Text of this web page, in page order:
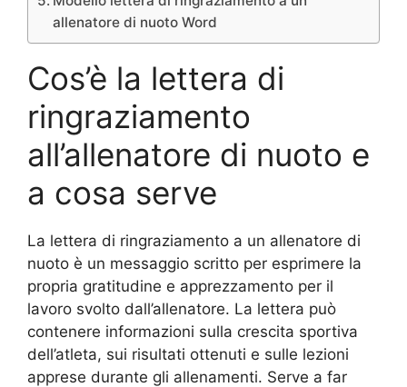
allenatore di nuoto Word
Cos’è la lettera di
ringraziamento
all’allenatore di nuoto e
a cosa serve
La lettera di ringraziamento a un allenatore di
nuoto è un messaggio scritto per esprimere la
propria gratitudine e apprezzamento per il
lavoro svolto dall’allenatore. La lettera può
contenere informazioni sulla crescita sportiva
dell’atleta, sui risultati ottenuti e sulle lezioni
apprese durante gli allenamenti. Serve a far